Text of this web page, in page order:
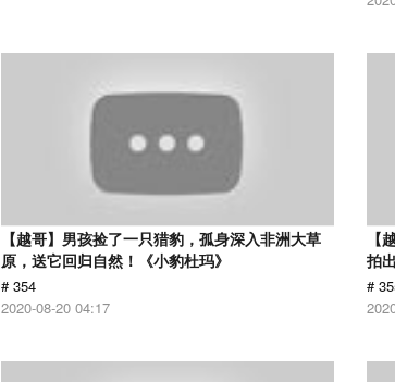
【越哥】男孩捡了一只猎豹，孤身深入非洲大草
原，送它回归自然！《小豹杜玛》
# 354
2020-08-20 04:17
【
拍
#